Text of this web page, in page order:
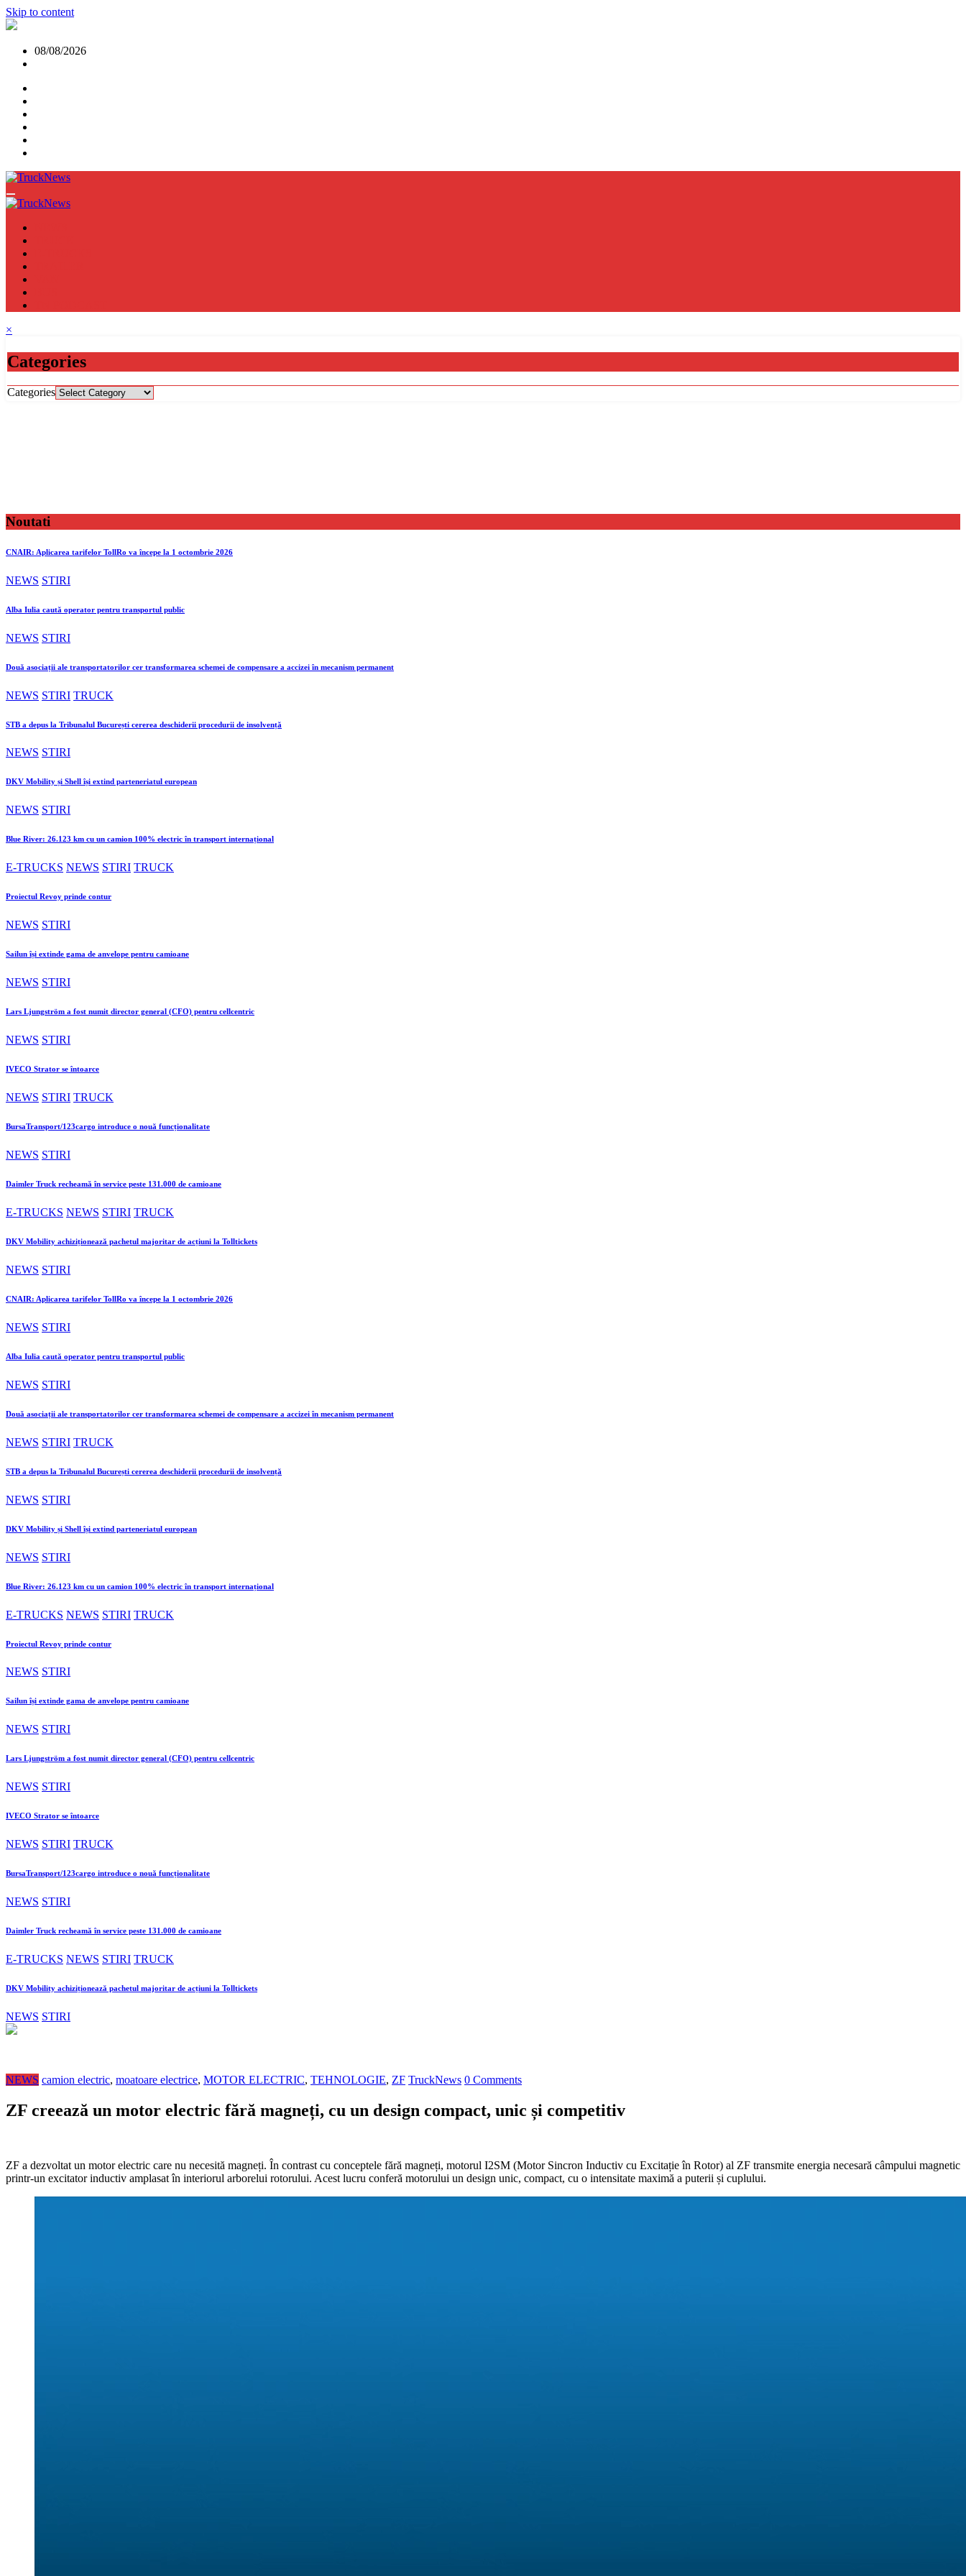
Skip to content
08/08/2026
×
Categories
Categories
Noutati
CNAIR: Aplicarea tarifelor TollRo va începe la 1 octombrie 2026
NEWS STIRI
Alba Iulia caută operator pentru transportul public
NEWS STIRI
Două asociații ale transportatorilor cer transformarea schemei de compensare a accizei în mecanism permanent
NEWS STIRI TRUCK
STB a depus la Tribunalul București cererea deschiderii procedurii de insolvență
NEWS STIRI
DKV Mobility și Shell își extind parteneriatul european
NEWS STIRI
Blue River: 26.123 km cu un camion 100% electric în transport internațional
E-TRUCKS NEWS STIRI TRUCK
Proiectul Revoy prinde contur
NEWS STIRI
Sailun își extinde gama de anvelope pentru camioane
NEWS STIRI
Lars Ljungström a fost numit director general (CFO) pentru cellcentric
NEWS STIRI
IVECO Strator se întoarce
NEWS STIRI TRUCK
BursaTransport/123cargo introduce o nouă funcționalitate
NEWS STIRI
Daimler Truck recheamă în service peste 131.000 de camioane
E-TRUCKS NEWS STIRI TRUCK
DKV Mobility achiziționează pachetul majoritar de acțiuni la Tolltickets
NEWS STIRI
CNAIR: Aplicarea tarifelor TollRo va începe la 1 octombrie 2026
NEWS STIRI
Alba Iulia caută operator pentru transportul public
NEWS STIRI
Două asociații ale transportatorilor cer transformarea schemei de compensare a accizei în mecanism permanent
NEWS STIRI TRUCK
STB a depus la Tribunalul București cererea deschiderii procedurii de insolvență
NEWS STIRI
DKV Mobility și Shell își extind parteneriatul european
NEWS STIRI
Blue River: 26.123 km cu un camion 100% electric în transport internațional
E-TRUCKS NEWS STIRI TRUCK
Proiectul Revoy prinde contur
NEWS STIRI
Sailun își extinde gama de anvelope pentru camioane
NEWS STIRI
Lars Ljungström a fost numit director general (CFO) pentru cellcentric
NEWS STIRI
IVECO Strator se întoarce
NEWS STIRI TRUCK
BursaTransport/123cargo introduce o nouă funcționalitate
NEWS STIRI
Daimler Truck recheamă în service peste 131.000 de camioane
E-TRUCKS NEWS STIRI TRUCK
DKV Mobility achiziționează pachetul majoritar de acțiuni la Tolltickets
NEWS STIRI
NEWS camion electric, moatoare electrice, MOTOR ELECTRIC, TEHNOLOGIE, ZF TruckNews 0 Comments
ZF creează un motor electric fără magneți, cu un design compact, unic și competitiv
ZF a dezvoltat un motor electric care nu necesită magneți. În contrast cu conceptele fără magneți, motorul I2SM (Motor Sincron Inductiv cu Excitație în Rotor) al ZF transmite energia necesară câmpului magnetic
printr-un excitator inductiv amplasat în interiorul arborelui rotorului. Acest lucru conferă motorului un design unic, compact, cu o intensitate maximă a puterii și cuplului.